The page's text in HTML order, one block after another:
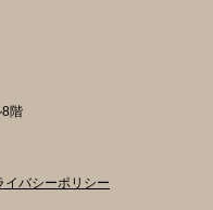
階
イバシーポリシー